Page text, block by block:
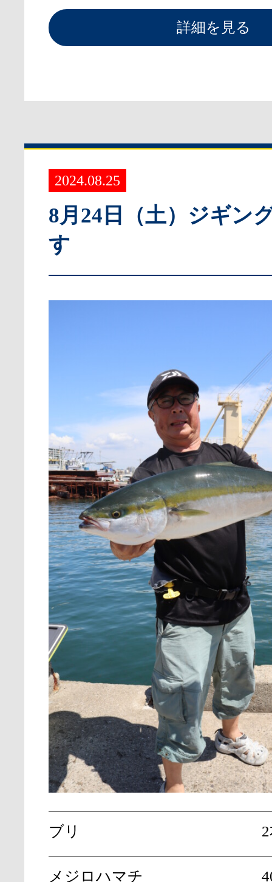
詳細を見る
2024.08.25
8月24日（土）ジギン
す
ブリ
メジロハマチ